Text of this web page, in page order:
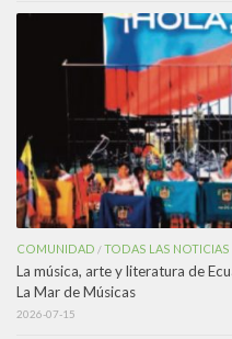
COMUNIDAD /TODAS LAS NOTICIAS
La música, arte y literatura de
La Mar de Músicas
2026-07-15